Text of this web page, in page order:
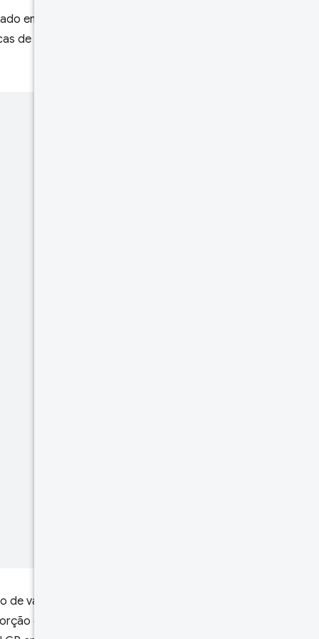
em JSON que contém
de distribuição são classes
de valores que os usuários
de experiências do